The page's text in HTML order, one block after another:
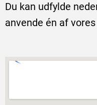
Du kan udfylde
anvende én af